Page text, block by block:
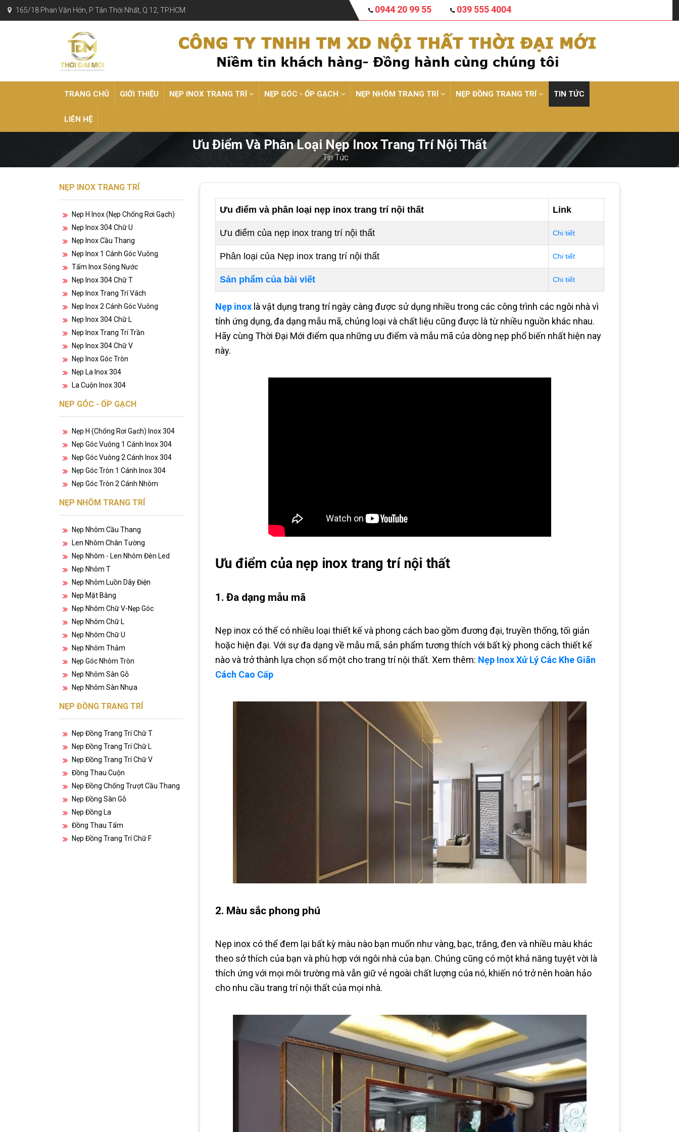
165/18 Phan Văn Hớn, P Tân Thới Nhất, Q 12, TP.HCM 0944 20 99 55 039 555 4004
TRANG CHỦ GIỚI THIỆU NẸP INOX TRANG TRÍ NẸP GÓC - ỐP GẠCH NẸP NHÔM TRANG TRÍ NẸP ĐỒNG TRANG TRÍ TIN TỨC
LIÊN HỆ
Ưu Điểm Và Phân Loại Nẹp Inox Trang Trí Nội Thất
Tin Tức
NẸP INOX TRANG TRÍ
Nẹp H Inox (nẹp Chống Rơi Gạch)
Nẹp Inox 304 Chữ U
Nẹp Inox Cầu Thang
Nẹp Inox 1 Cánh Góc Vuông
Tấm Inox Sóng Nước
Nẹp Inox 304 Chữ T
Nẹp Inox Trang Trí Vách
Nẹp Inox 2 Cánh Góc Vuông
Nẹp Inox 304 Chữ L
Nẹp Inox Trang Trí Trần
Nẹp Inox 304 Chữ V
Nẹp Inox Góc Tròn
Nẹp La Inox 304
La Cuộn Inox 304
NẸP GÓC - ỐP GẠCH
Nẹp H (chống Rơi Gạch) Inox 304
Nẹp Góc Vuông 1 Cánh Inox 304
Nẹp Góc Vuông 2 Cánh Inox 304
Nẹp Góc Tròn 1 Cánh Inox 304
Nẹp Góc Tròn 2 Cánh Nhôm
NẸP NHÔM TRANG TRÍ
Nẹp Nhôm Cầu Thang
Len Nhôm Chân Tường
Nẹp Nhôm - Len Nhôm Đèn Led
Nẹp Nhôm T
Nẹp Nhôm Luồn Dây Điện
Nẹp Mặt Bằng
Nẹp Nhôm Chữ V-Nẹp Góc
Nẹp Nhôm Chữ L
Nẹp Nhôm Chữ U
Nẹp Nhôm Thảm
Nẹp Góc Nhôm Tròn
Nẹp Nhôm Sàn Gỗ
Nẹp Nhôm Sàn Nhựa
NẸP ĐỒNG TRANG TRÍ
Nẹp Đồng Trang Trí Chữ T
Nẹp Đồng Trang Trí Chữ L
Nẹp Đồng Trang Trí Chữ V
Đồng Thau Cuộn
Nẹp Đồng Chống Trượt Cầu Thang
Nẹp Đồng Sàn Gỗ
Nẹp Đồng La
Đồng Thau Tấm
Nẹp Đồng Trang Trí Chữ F
Ưu điểm và phân loại nẹp inox trang trí nội thất Link
Ưu điểm của nẹp inox trang trí nội thất Chi tiết
Phân loại của Nẹp inox trang trí nội thất Chi tiết
Sản phẩm của bài viết Chi tiết
Nẹp inoxlà vật dụng trang trí ngày càng được sử dụng nhiều trong các công trình các ngôi nhà vì
tính ứng dụng, đa dạng mẫu mã, chủng loại và chất liệu cũng được là từ nhiều nguồn khác nhau.
Hãy cùng Thời Đại Mới điểm qua những ưu điểm và mẫu mã của dòng nẹp phổ biến nhất hiện nay
này.
Ưu điểm của nẹp inox trang trí nội thất
1. Đa dạng mẫu mã
Nẹp inox có thể có nhiều loại thiết kế và phong cách bao gồm đương đại, truyền thống, tối giản
hoặc hiện đại. Với sự đa dạng về mẫu mã, sản phẩm tương thích với bất kỳ phong cách thiết kế
nào và trở thành lựa chọn số một cho trang trí nội thất. Xem thêm: Nẹp Inox Xử Lý Các Khe Giãn
Cách Cao Cấp
2. Màu sắc phong phú
Nẹp inox có thể đem lại bất kỳ màu nào bạn muốn như vàng, bạc, trắng, đen và nhiều màu khác
theo sở thích của bạn và phù hợp với ngôi nhà của bạn. Chúng cũng có một khả năng tuyệt vời là
thích ứng với mọi môi trường mà vẫn giữ vẻ ngoài chất lượng của nó, khiến nó trở nên hoàn hảo
cho nhu cầu trang trí nội thất của mọi nhà.